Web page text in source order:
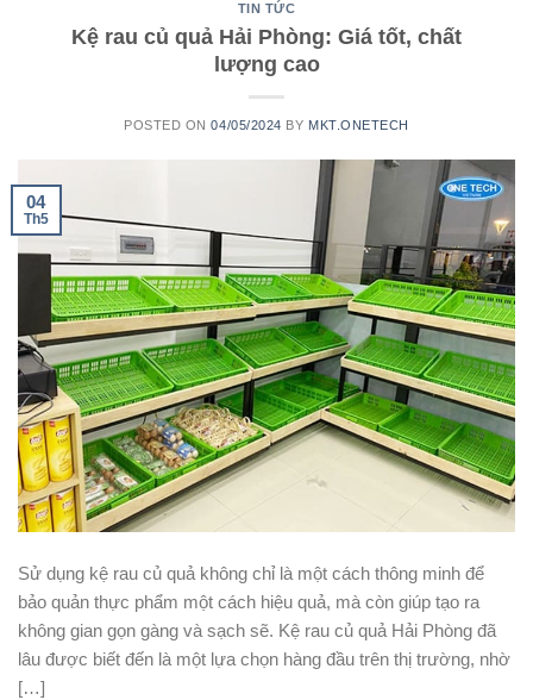
TIN TỨC
Kệ rau củ quả Hải Phòng: Giá tốt, chất
lượng cao
POSTED ON04/05/2024 BY MKT.ONETECH
04
Th5
Sử dụng kệ rau củ quả không chỉ là một cách thông minh để
bảo quản thực phẩm một cách hiệu quả, mà còn giúp tạo ra
không gian gọn gàng và sạch sẽ. Kệ rau củ quả Hải Phòng đã
lâu được biết đến là một lựa chọn hàng đầu trên thị trường, nhờ
[…]